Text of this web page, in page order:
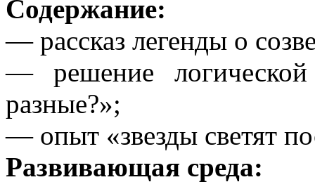
Содержание:
— рассказ легенды о
— решение
разные?»;
— опыт «звезды светят
Развивающая среда: